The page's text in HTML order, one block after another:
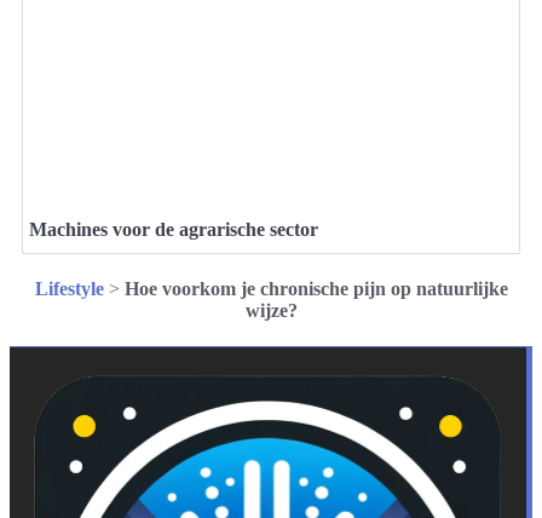
Machines voor de agrarische sector
Lifestyle> Hoe voorkom je chronische pijn op natuurlijke
wijze?